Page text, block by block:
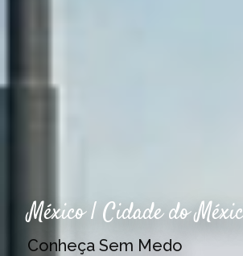
México | Cidade do
Conheça Sem Medo